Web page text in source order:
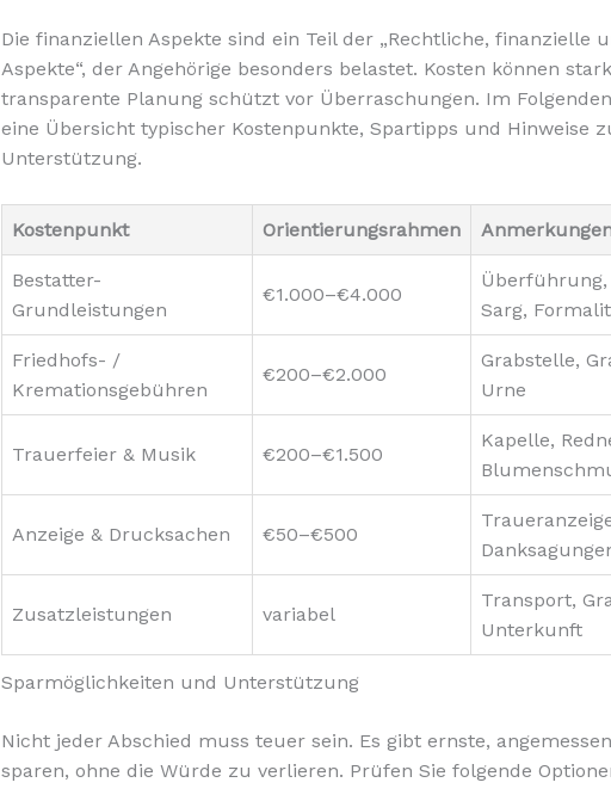
Die finanziellen Aspekte sind ein Teil der „Rechtliche, finanzielle
Aspekte“, der Angehörige besonders belastet. Kosten können
transparente Planung schützt vor Überraschungen. Im
eine Übersicht typischer Kostenpunkte, Spartipps und Hinweise
Unterstützung.
Kostenpunkt Orientierungsrahmen
Bestatter-
Grundleistungen
€1.000–€4.000
Überführung,
Sarg,
Friedhofs- /
Kremationsgebühren
€200–€2.000
Grabstelle,
Urne
Trauerfeier & Musik €200–€1.500
Kapelle,
Anzeige & Drucksachen €50–€500
Zusatzleistungen variabel
Transport,
Unterkunft
Sparmöglichkeiten und Unterstützung
Nicht jeder Abschied muss teuer sein. Es gibt ernste,
sparen, ohne die Würde zu verlieren. Prüfen Sie folgende